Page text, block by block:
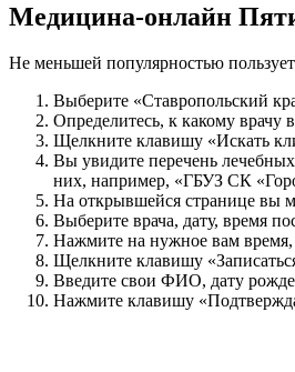
Медицина-онлайн
Не меньшей популярностью
Выберите «Ставропольский
Определитесь, к какому врачу
Щелкните клавишу «Искать
Вы увидите перечень
них, например, «ГБУЗ СК
На открывшейся странице вы
Выберите врача, дату, время
Нажмите на нужное вам время,
Щелкните клавишу
Введите свои ФИО, дату
Нажмите клавишу